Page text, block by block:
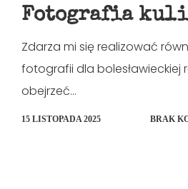
Fotografia
Zdarza mi się realizować
fotografii dla bolesławieckiej
obejrzeć...
15 LISTOPADA 2025 BRAK